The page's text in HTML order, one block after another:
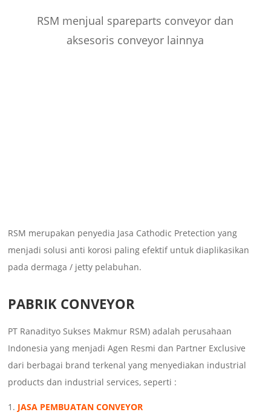
RSM menjual spareparts conveyor dan
aksesoris conveyor lainnya
RSM merupakan penyedia Jasa Cathodic Pretection yang
menjadi solusi anti korosi paling efektif untuk diaplikasikan
pada dermaga / jetty pelabuhan.
PABRIK CONVEYOR
PT Ranadityo Sukses Makmur RSM) adalah perusahaan
Indonesia yang menjadi Agen Resmi dan Partner Exclusive
dari berbagai brand terkenal yang menyediakan industrial
products dan industrial services, seperti :
JASA PEMBUATAN CONVEYOR